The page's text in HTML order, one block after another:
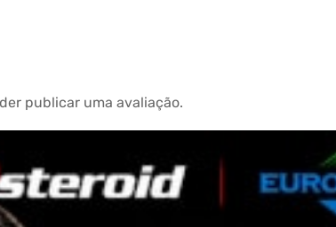
publicar uma avaliação.